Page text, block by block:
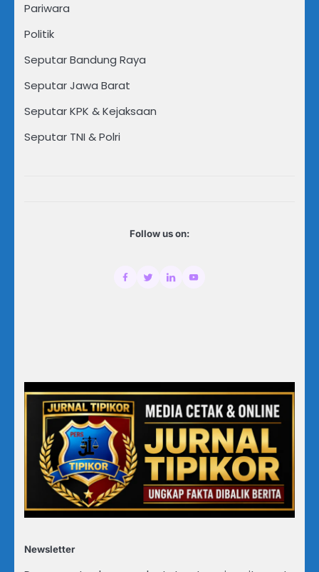
Pariwara
Politik
Seputar Bandung Raya
Seputar Jawa Barat
Seputar KPK & Kejaksaan
Seputar TNI & Polri
Follow us on:
Newsletter